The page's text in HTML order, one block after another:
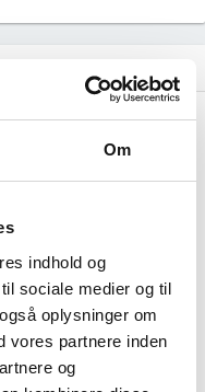
Om
indhold og
sociale medier og til
oplysninger om
vores partnere inden
og